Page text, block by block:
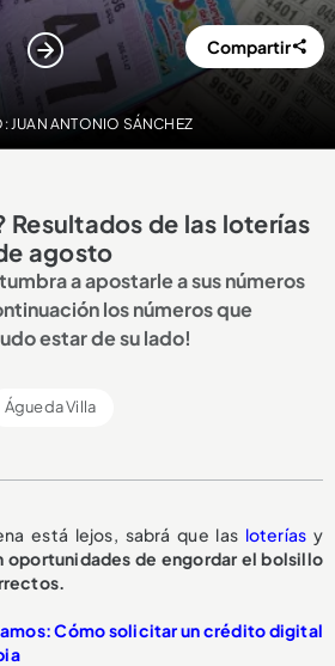
JUAN ANTONIO SÁNCHEZ
Compartir
Resultados de las loterías
agosto
a apostarle a sus números
los números que
estar de su lado!
Águeda Villa
está lejos, sabrá que las loterías y
oportunidades de engordar el bolsillo
Cómo solicitar un crédito digital